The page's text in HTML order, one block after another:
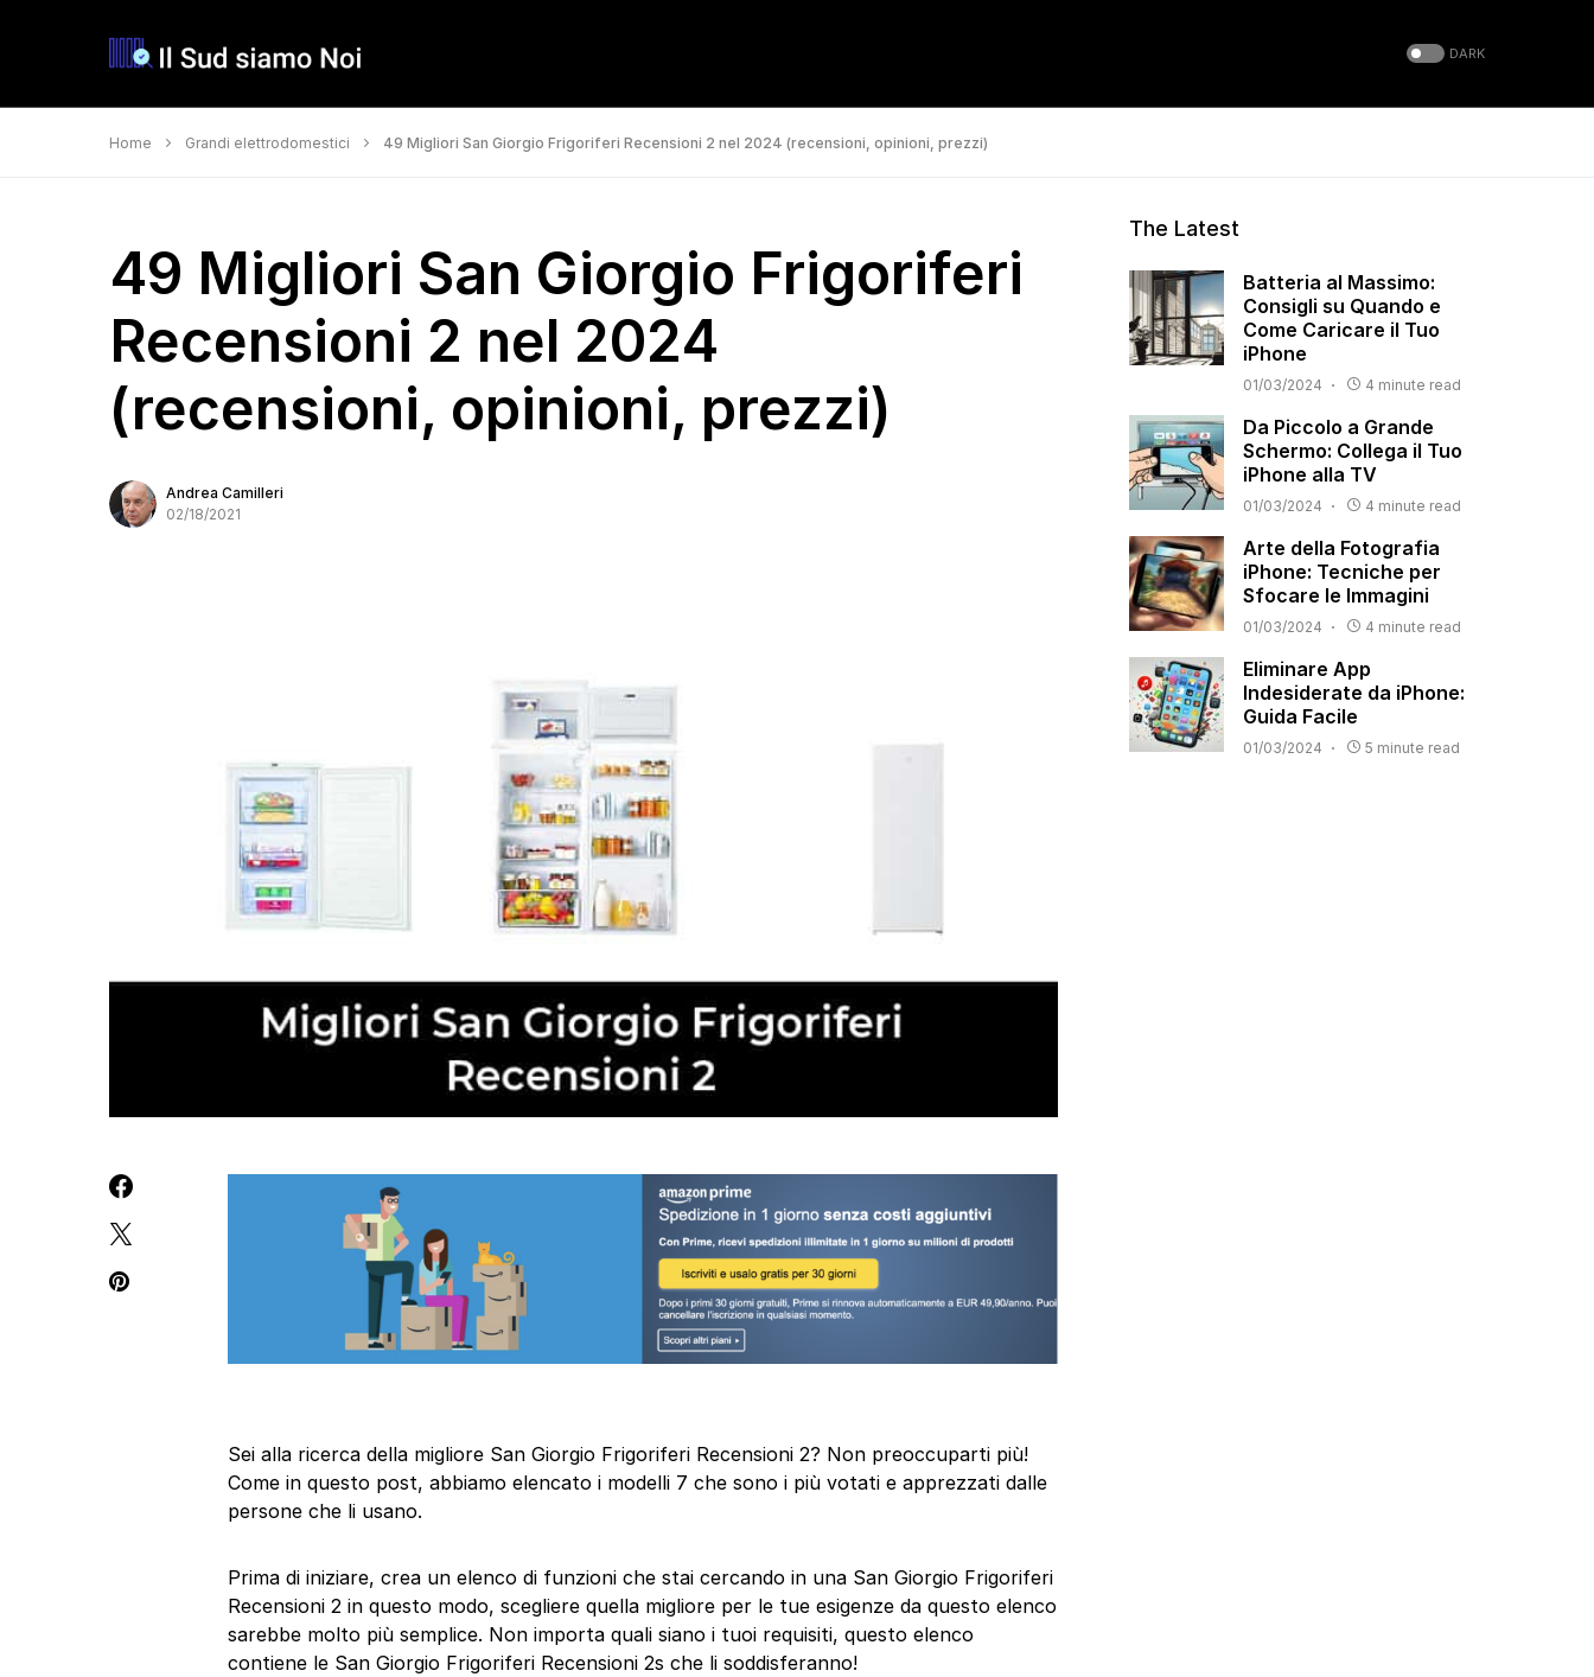
DARK
Home Grandi elettrodomestici 49 Migliori San Giorgio Frigoriferi Recensioni 2 nel 2024 (recensioni, opinioni, prezzi)
49 Migliori San Giorgio Frigoriferi
Recensioni 2 nel 2024
(recensioni, opinioni, prezzi)
Andrea Camilleri
02/18/2021
Sei alla ricerca della migliore San Giorgio Frigoriferi Recensioni 2? Non preoccuparti più!
Come in questo post, abbiamo elencato i modelli 7 che sono i più votati e apprezzati dalle
persone che li usano.
Prima di iniziare, crea un elenco di funzioni che stai cercando in una San Giorgio Frigoriferi
Recensioni 2 in questo modo, scegliere quella migliore per le tue esigenze da questo elenco
sarebbe molto più semplice. Non importa quali siano i tuoi requisiti, questo elenco
contiene le San Giorgio Frigoriferi Recensioni 2s che li soddisferanno!
The Latest
Batteria al Massimo:
Consigli su Quando e
Come Caricare il Tuo
iPhone
01/03/2024 4 minute read
Da Piccolo a Grande
Schermo: Collega il Tuo
iPhone alla TV
01/03/2024 4 minute read
Arte della Fotografia
iPhone: Tecniche per
Sfocare le Immagini
01/03/2024 4 minute read
Eliminare App
Indesiderate da iPhone:
Guida Facile
01/03/2024 5 minute read